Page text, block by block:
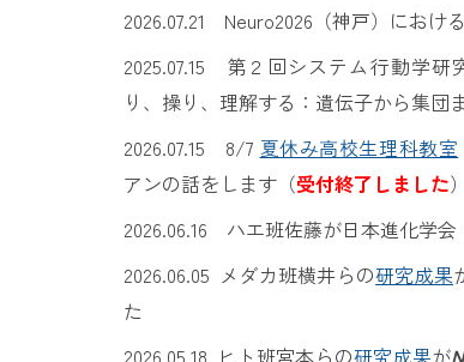
2026.07.21 Neuro2026（神戸）におけ
2025.07.15 第２回システム行動学
り、操り、理解する：遺伝子から集団
2026.07.15 8/7 夏休み高校生理科教室
アンの話をします（受付終了しました）
2026.06.16 ハエ班佐藤が日本進化学
2026.06.05 メダカ班横井らの研究成果
た
2026.05.18 ヒト 班宮本らの研究成果が